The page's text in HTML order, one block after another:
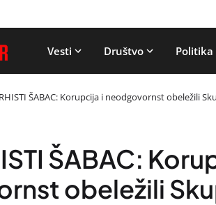
Vesti Društvo Politika
ŠABAC: Korupcija i neodgovornst obeležili
ŠABAC:
obeležili